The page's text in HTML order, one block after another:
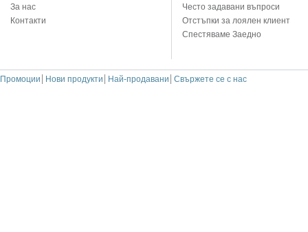
За нас
Контакти
Често задавани въпроси
Отстъпки за лоялен клиент
Спестяваме Заедно
Промоции Нови продукти Най-продавани Свържете се с нас